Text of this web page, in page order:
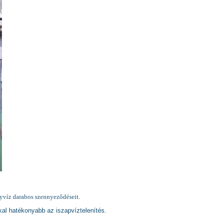
darabos szennyeződéseit.
hatékonyabb az iszapvíztelenítés.